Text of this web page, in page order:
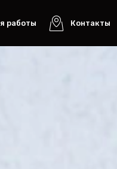
работы Контакты